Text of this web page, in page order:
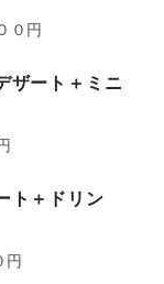
０円
ザート＋ミニ
ト＋ドリン